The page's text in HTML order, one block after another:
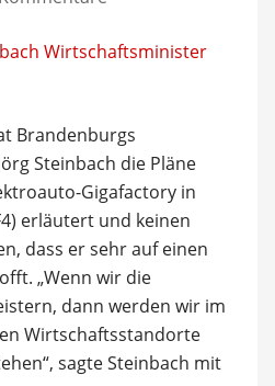
Brandenburgs
Steinbach die Pläne
Gigafactory in
erläutert und keinen
dass er sehr auf einen
„Wenn wir die
dann werden wir im
Wirtschaftsstandorte
sagte Steinbach mit